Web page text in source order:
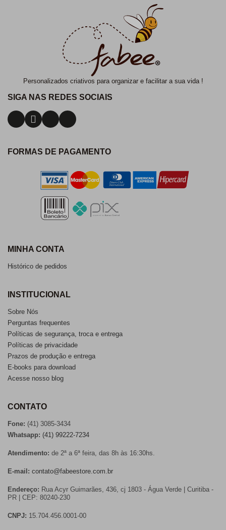
Personalizados criativos para organizar e facilitar a sua vida !
SIGA NAS REDES SOCIAIS
FORMAS DE PAGAMENTO
MINHA CONTA
Histórico de pedidos
INSTITUCIONAL
Sobre Nós
Perguntas frequentes
Políticas de segurança, troca e entrega
Políticas de privacidade
Prazos de produção e entrega
E-books para download
Acesse nosso blog
CONTATO
Fone: (41) 3085-3434
Whatsapp: (41) 99222-7234
Atendimento: de 2ª a 6ª feira, das 8h às 16:30hs.
E-mail: contato@fabeestore.com.br
Endereço: Rua Acyr Guimarães, 436, cj 1803 - Água Verde | Curitiba -
PR | CEP: 80240-230
CNPJ: 15.704.456.0001-00